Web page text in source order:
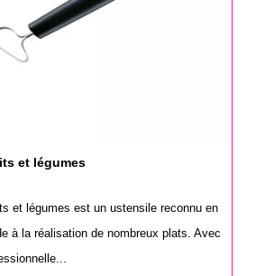
et légumes
et légumes est un ustensile reconnu en
à la réalisation de nombreux plats. Avec